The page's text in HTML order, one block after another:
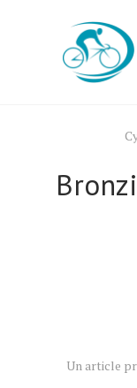
Un article